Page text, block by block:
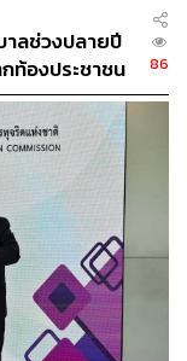
ารแข่งขันของ
ที่ไม่เอื้อต่อการ
ก ขณะที่การ
ยโอกาสมากใน
การโกงการหา
รท่องเที่ยวก็ล้ม
ด แต่เมื่อเปรียบ
เร็ว สิ่งที่ต้องถาม
จุบัน ท่านอาจจะ
ท่านจึงเลี้ยงโรค
วิตท่านไว้
ลช่วงปลายปี
ท้องประชาชน
86